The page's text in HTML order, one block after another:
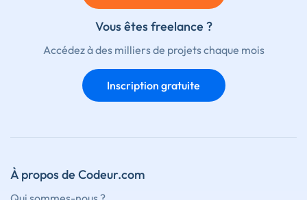
Vous êtes freelance ?
Accédez à des milliers de projets chaque mois
Inscription gratuite
À propos de Codeur.com